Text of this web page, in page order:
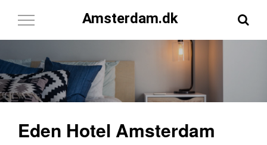
Amsterdam.dk
Toggle
Eden Hotel Amsterdam